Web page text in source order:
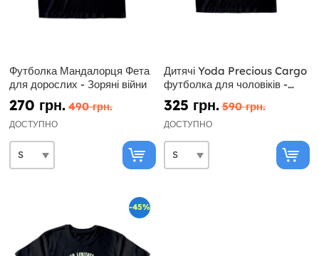
Футболка Мандалорця Фета
для дорослих - Зоряні війни
270 грн. 490 грн.
ДОСТУПНО
Дитячі Yoda Precious Cargo
футболка для чоловіків -
мандалорская Star Wars
325 грн. 590 грн.
ДОСТУПНО
-45%